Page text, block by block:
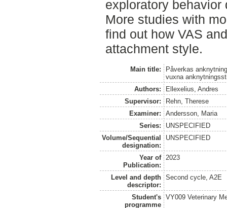
exploratory behavior
More studies with
find out how VAS
attachment style.
Main title:
Påverkas
vuxna
Authors:
Ellexelius, Andres
Supervisor:
Rehn, Therese
Examiner:
Andersson, Maria
Series:
UNSPECIFIED
Volume/Sequential
designation:
UNSPECIFIED
Year of
Publication:
2023
Level and depth
descriptor:
Second cycle, A2E
Student's
programme
VY009 Veterinary